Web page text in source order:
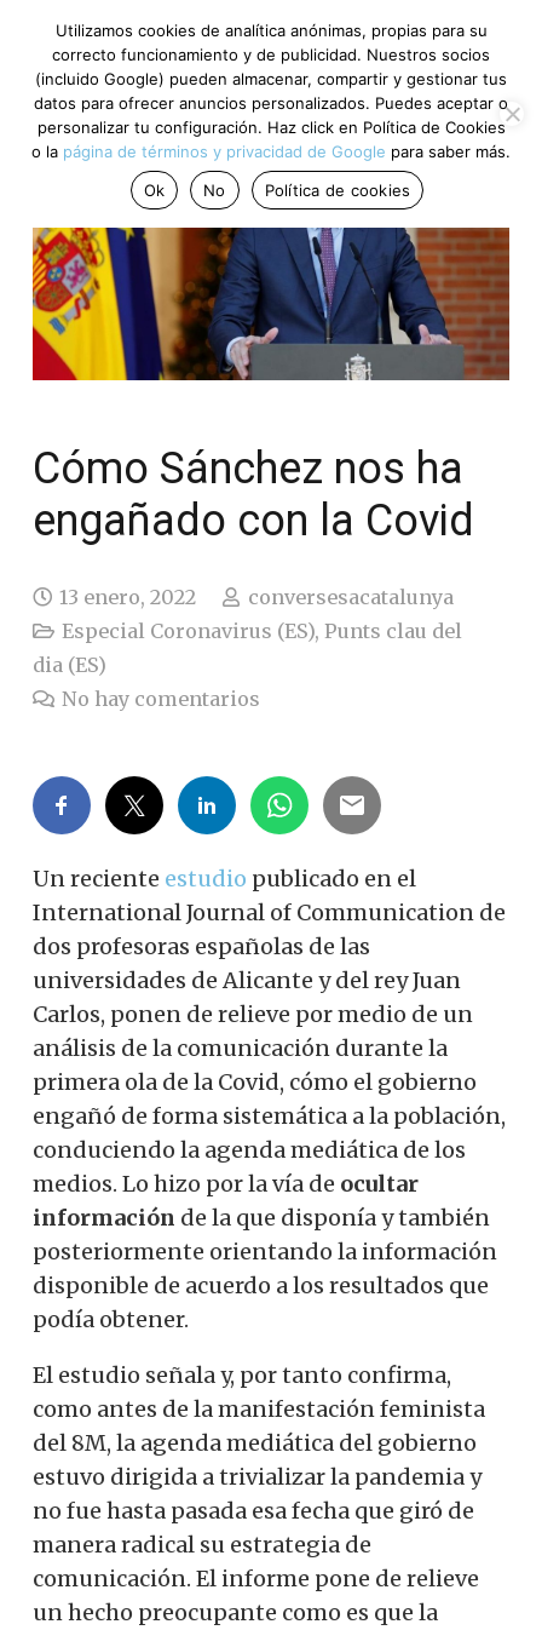
Cómo Sánchez nos ha
engañado con la Covid
13 enero, 2022
conversesacatalunya
Especial Coronavirus (ES),Punts clau del
dia (ES)
No hay comentarios
Un reciente estudio publicado en el
International Journal of Communication de
dos profesoras españolas de las
universidades de Alicante y del rey Juan
Carlos, ponen de relieve por medio de un
análisis de la comunicación durante la
primera ola de la Covid, cómo el gobierno
engañó de forma sistemática a la población,
conduciendo la agenda mediática de los
medios. Lo hizo por la vía de ocultar
información de la que disponía y también
posteriormente orientando la información
disponible de acuerdo a los resultados que
podía obtener.
El estudio señala y, por tanto confirma,
como antes de la manifestación feminista
del 8M, la agenda mediática del gobierno
estuvo dirigida a trivializar la pandemia y
no fue hasta pasada esa fecha que giró de
manera radical su estrategia de
comunicación. El informe pone de relieve
un hecho preocupante como es que la
Utilizamos cookies de analítica anónimas, propias para su
correcto funcionamiento y de publicidad. Nuestros socios
(incluido Google) pueden almacenar, compartir y gestionar tus
datos para ofrecer anuncios personalizados. Puedes aceptar o
personalizar tu configuración. Haz click en Política de Cookies
o la página de términos y privacidad de Google para saber más.
Ok
No Política de cookies